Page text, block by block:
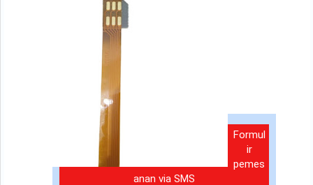
Formul
ir
pemes
anan via SMS